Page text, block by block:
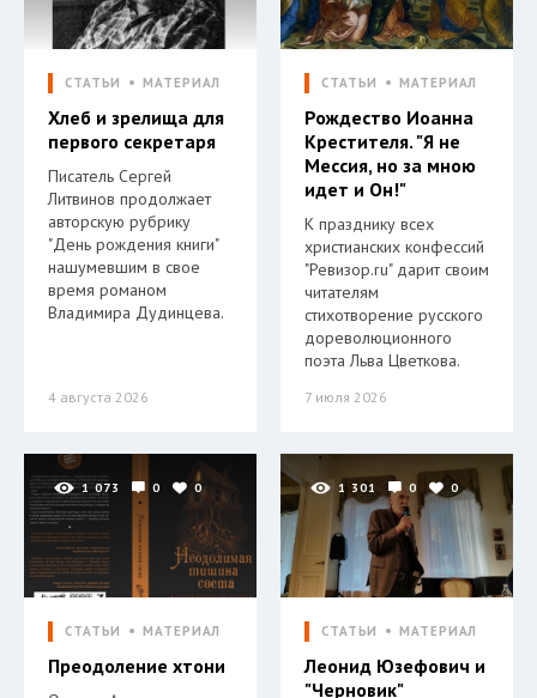
СТАТЬИ МАТЕРИАЛ
Хлеб и зрелища для
первого секретаря
Писатель Сергей
Литвинов продолжает
авторскую рубрику
"День рождения книги"
нашумевшим в свое
время романом
Владимира Дудинцева.
4 августа 2026
СТАТЬИ МАТЕРИАЛ
Рождество Иоанна
Крестителя. "Я не
Мессия, но за мною
идет и Он!"
К празднику всех
христианских конфессий
"Ревизор.ru" дарит своим
читателям
стихотворение русского
дореволюционного
поэта Льва Цветкова.
7 июля 2026
1 073 0 0
СТАТЬИ МАТЕРИАЛ
Преодоление хтони
1 301 0 0
СТАТЬИ МАТЕРИАЛ
Леонид Юзефович и
"Черновик"